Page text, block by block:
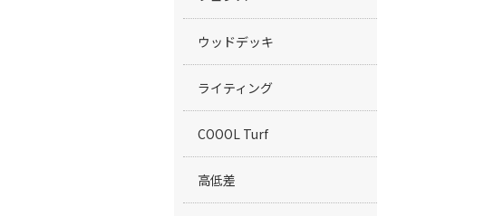
ウッドデッキ
ライティング
COOOL Turf
高低差